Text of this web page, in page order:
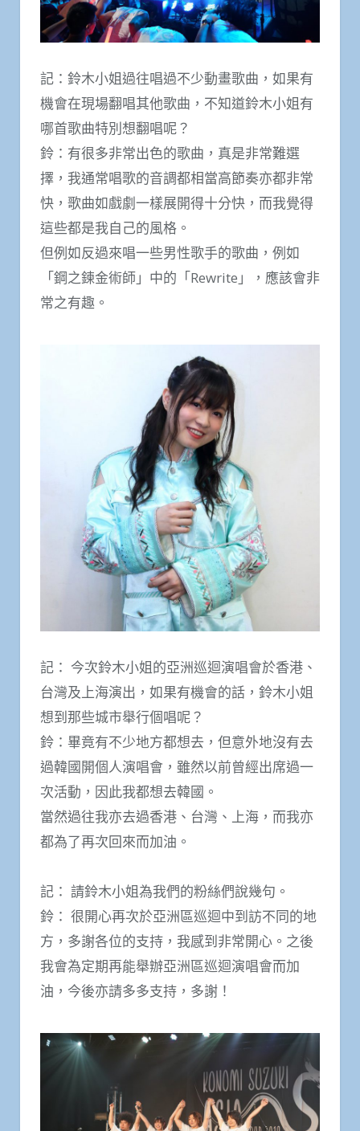
記：鈴木小姐過往唱過不少動畫歌曲，如果有
機會在現場翻唱其他歌曲，不知道鈴木小姐有
哪首歌曲特別想翻唱呢？
鈴：有很多非常出色的歌曲，真是非常難選
擇，我通常唱歌的音調都相當高節奏亦都非常
快，歌曲如戲劇一樣展開得十分快，而我覺得
這些都是我自己的風格。
但例如反過來唱一些男性歌手的歌曲，例如
「鋼之鍊金術師」中的「Rewrite」，應該會非
常之有趣。
記： 今次鈴木小姐的亞洲巡迴演唱會於香港、
台灣及上海演出，如果有機會的話，鈴木小姐
想到那些城市舉行個唱呢？
鈴：畢竟有不少地方都想去，但意外地沒有去
過韓國開個人演唱會，雖然以前曾經出席過一
次活動，因此我都想去韓國。
當然過往我亦去過香港、台灣、上海，而我亦
都為了再次回來而加油。
記： 請鈴木小姐為我們的粉絲們說幾句。
鈴： 很開心再次於亞洲區巡迴中到訪不同的地
方，多謝各位的支持，我感到非常開心。之後
我會為定期再能舉辦亞洲區巡迴演唱會而加
油，今後亦請多多支持，多謝！